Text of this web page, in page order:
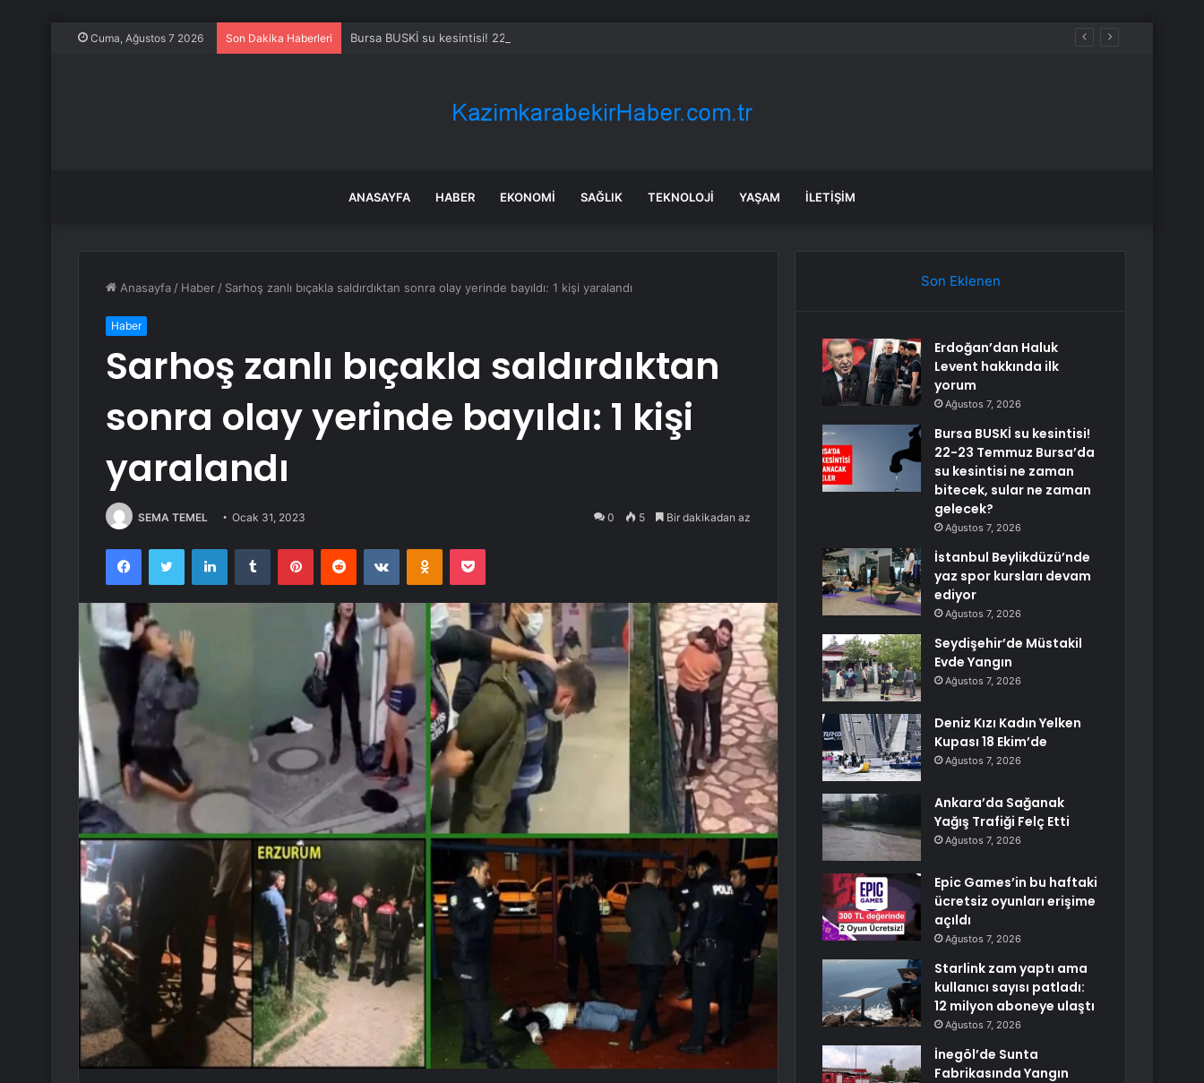
Cuma, Ağustos 7 2026 Son Dakika Haberleri Bursa BUSKİ su kesintisi! 22-23 Temmuz Bursa’da su kesintisi ne zaman bitecek, sular ne zaman gelecek?
ANASAYFA HABER EKONOMI SAĞLIK TEKNOLOJI YAŞAM İLETIŞIM
Anasayfa / Haber / Sarhoş zanlı bıçakla saldırdıktan sonra olay yerinde bayıldı: 1 kişi yaralandı
Haber
Sarhoş zanlı bıçakla saldırdıktan
sonra olay yerinde bayıldı: 1 kişi
yaralandı
SEMA TEMEL Ocak 31, 2023 0 5 Bir dakikadan az
FacebookTwitter LinkedInTumblr PinterestReddit VKontakteOdnoklassniki
Pocket
Son Eklenen
Erdoğan’dan Haluk
Levent hakkında ilk
yorum
Ağustos 7, 2026
Bursa BUSKİ su kesintisi!
22-23 Temmuz Bursa’da
su kesintisi ne zaman
bitecek, sular ne zaman
gelecek?
Ağustos 7, 2026
İstanbul Beylikdüzü’nde
yaz spor kursları devam
ediyor
Ağustos 7, 2026
Seydişehir’de Müstakil
Evde Yangın
Ağustos 7, 2026
Deniz Kızı Kadın Yelken
Kupası 18 Ekim’de
Ağustos 7, 2026
Ankara’da Sağanak
Yağış Trafiği Felç Etti
Ağustos 7, 2026
Epic Games’in bu haftaki
ücretsiz oyunları erişime
açıldı
Ağustos 7, 2026
Starlink zam yaptı ama
kullanıcı sayısı patladı:
12 milyon aboneye ulaştı
Ağustos 7, 2026
İnegöl’de Sunta
Fabrikasında Yangın